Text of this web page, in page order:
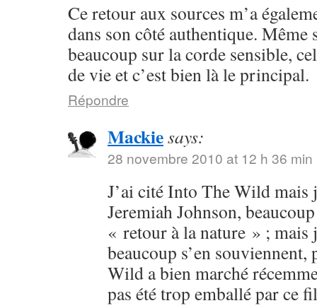
Ce retour aux sources m’a
dans son côté authentique.
beaucoup sur la corde sensible,
de vie et c’est bien là le principal.
Répondre
Mackiesays:
28 novembre 2010 at 12 h 36 min
J’ai cité Into The Wild mais
Jeremiah Johnson,
« retour à la nature » ; mais
beaucoup s’en
Wild a bien marché
pas été trop emballé par ce